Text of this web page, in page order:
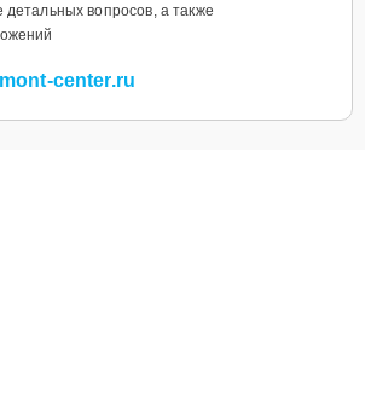
детальных вопросов, а также
center.ru